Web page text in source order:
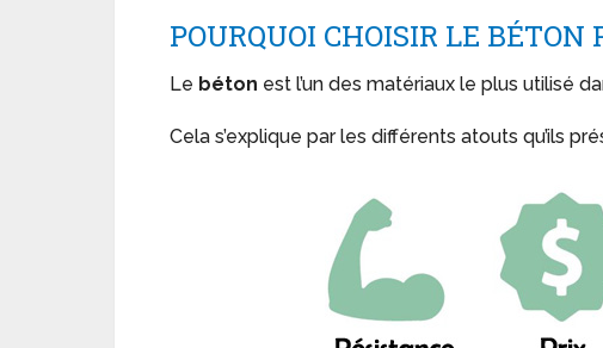
POURQUOI CHOISIR LE BÉTON
Le béton est l’un des matériaux le plus utilisé
Cela s’explique par les différents atouts qu’ils